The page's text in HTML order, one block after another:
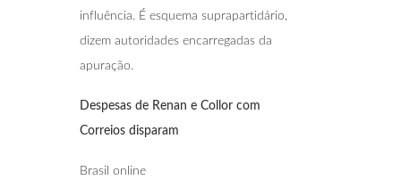
influência. É esquema suprapartidário,
dizem autoridades encarregadas da
apuração.
Despesas de Renan e Collor com
Correios disparam
Brasil online